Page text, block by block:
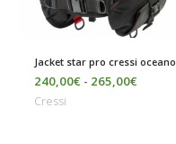
Jacket star pro cressi oceano
240,00€ - 265,00€
Cressi